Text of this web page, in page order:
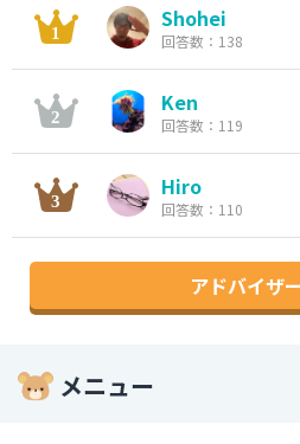
Shohei
回答数：138
Ken
回答数：119
Hiro
回答数：110
アドバイザ
メニュー